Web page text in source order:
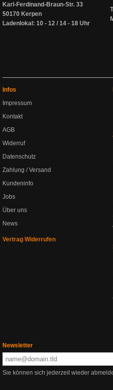
Karl-Ferdinand-Braun-Str. 33
50170 Kerpen
Ladenlokal: 10 - 12 / 14 - 18 Uhr
Infos
Impressum
Kontakt
AGB
Widerruf
Datenschutz
Zahlung / Versand
Kundeninfo
Jobs
Über uns
News
Vertrag Widerrufen
Newsletter
Sie können sich jederzeit wieder